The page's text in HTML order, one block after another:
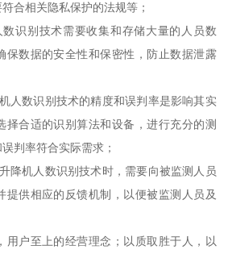
合相关隐私保护的法规等；
识别技术需要收集和存储大量的人员数
保数据的安全性和保密性，防止数据泄露
人数识别技术的精度和误判率是影响其实
择合适的识别算法和设备，进行充分的测
判率符合实际需求；
降机人数识别技术时，需要向被监测人员
提供相应的反馈机制，以便被监测人员及
用户至上的经营理念；以质取胜于人，以